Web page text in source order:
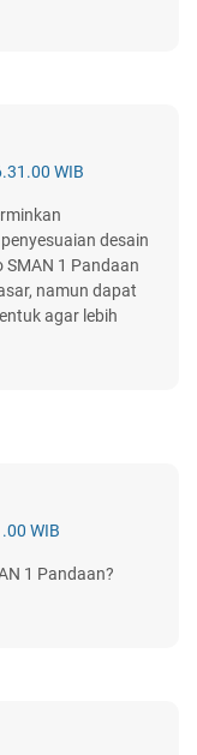
WIB
desain
1 Pandaan
namun dapat
agar lebih
WIB
1 Pandaan?